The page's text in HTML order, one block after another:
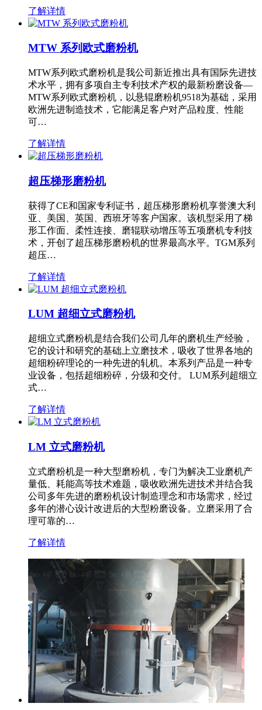
了解详情
MTW 系列欧式磨粉机
MTW系列欧式磨粉机是我公司新近推出具有国际先进技
术水平，拥有多项自主专利技术产权的最新粉磨设备—
MTW系列欧式磨粉机，以悬辊磨粉机9518为基础，采用
欧洲先进制造技术，它能满足客户对产品粒度、性能
可…
了解详情
超压梯形磨粉机
获得了CE和国家专利证书，超压梯形磨粉机享誉澳大利
亚、美国、英国、西班牙等客户国家。该机型采用了梯
形工作面、柔性连接、磨辊联动增压等五项磨机专利技
术，开创了超压梯形磨粉机的世界最高水平。TGM系列
超压…
了解详情
LUM 超细立式磨粉机
超细立式磨粉机是结合我们公司几年的磨机生产经验，
它的设计和研究的基础上立磨技术，吸收了世界各地的
超细粉碎理论的一种先进的轧机。本系列产品是一种专
业设备，包括超细粉碎，分级和交付。 LUM系列超细立
式…
了解详情
LM 立式磨粉机
立式磨粉机是一种大型磨粉机，专门为解决工业磨机产
量低、耗能高等技术难题，吸收欧洲先进技术并结合我
公司多年先进的磨粉机设计制造理念和市场需求，经过
多年的潜心设计改进后的大型粉磨设备。立磨采用了合
理可靠的…
了解详情